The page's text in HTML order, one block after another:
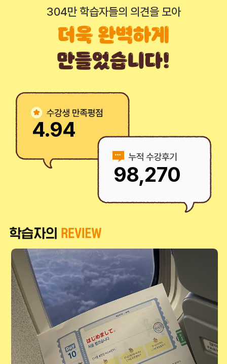
304만 학습자들의 의견을 모아
4.94
98,270
기대 이상의 기초학습!짧은 강의 시간이라 반신반의했지만,
끝나고 나니 보고 읽는 것까지 무난하게 됩니다! 복습하면
수강생 홍준*
하루에 10분만 집중할 수 있어서 너무 좋았어요!
수강생 정원*
정말 쉽고 빠르게 기초회화를 끝낼 수 있었어요!
수강생 박승*
체계적인 커리큘럼, 그리고 짧은 수강시간! 부담없이 시작하기 굿!
다른 학습지에서는 이 퀄리티의 강의력
경험하기 힘들 거예요!
수강생 김지*
기대 이상의 기초학습! 짧은 강의 시간이라 반신반의했지만,
끝나고 나니 보고 읽는 것까지 무난하게 됩니다! 복습하면
효과가 더..
수강생 홍준*